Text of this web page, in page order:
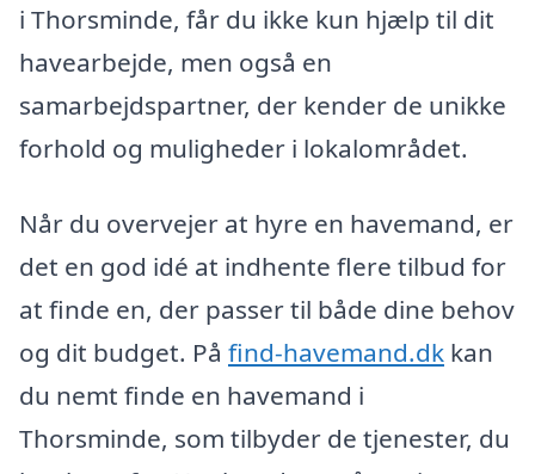
i Thorsminde, får du ikke kun hjælp til dit
havearbejde, men også en
samarbejdspartner, der kender de unikke
forhold og muligheder i lokalområdet.
Når du overvejer at hyre en havemand, er
det en god idé at indhente flere tilbud for
at finde en, der passer til både dine behov
og dit budget. På find-havemand.dk kan
du nemt finde en havemand i
Thorsminde, som tilbyder de tjenester, du